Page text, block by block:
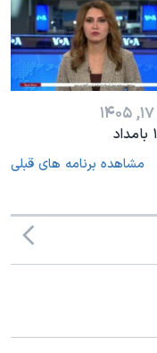
مشاهده برنامه های قبلی